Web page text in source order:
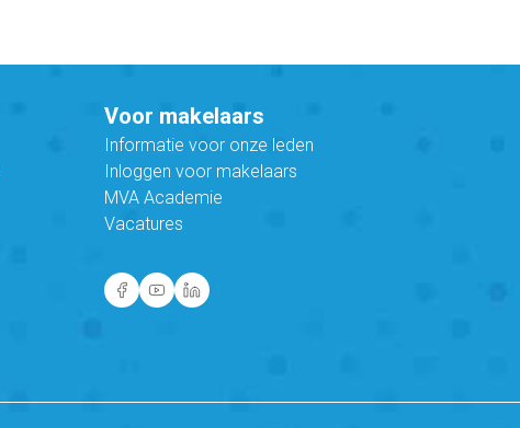
Voor makelaars
Informatie voor onze leden
Inloggen voor makelaars
MVA Academie
Vacatures